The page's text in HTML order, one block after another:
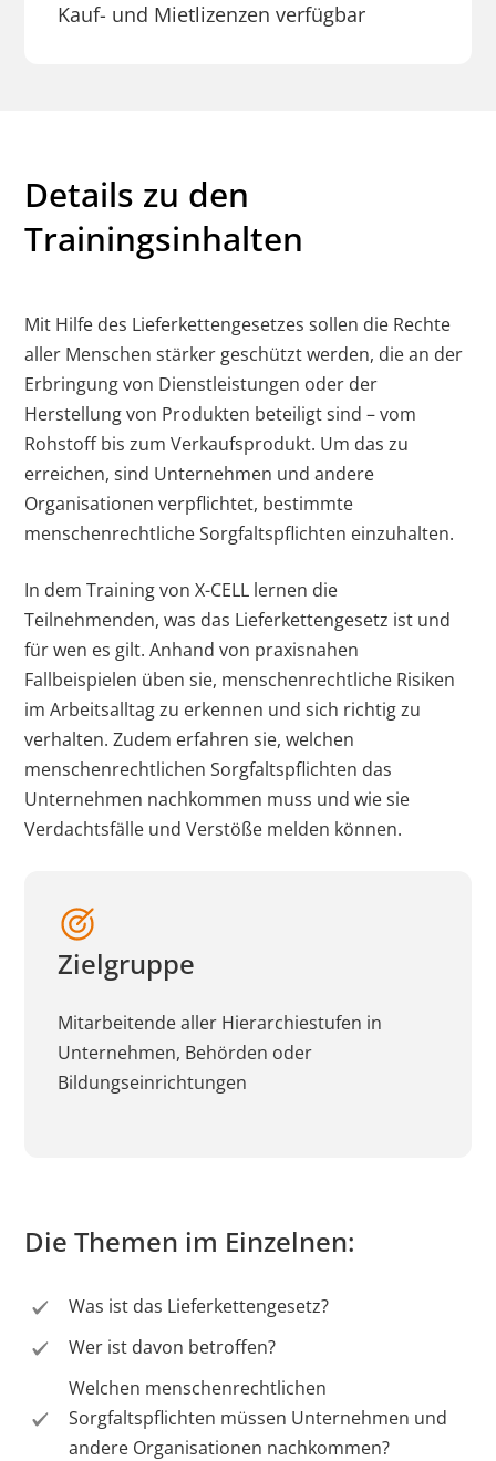
Kauf- und Mietlizenzen verfügbar
Details zu den
Trainingsinhalten
Mit Hilfe des Lieferkettengesetzes sollen die Rechte
aller Menschen stärker geschützt werden, die an der
Erbringung von Dienstleistungen oder der
Herstellung von Produkten beteiligt sind – vom
Rohstoff bis zum Verkaufsprodukt. Um das zu
erreichen, sind Unternehmen und andere
Organisationen verpflichtet, bestimmte
menschenrechtliche Sorgfaltspflichten einzuhalten.
In dem Training von X-CELL lernen die
Teilnehmenden, was das Lieferkettengesetz ist und
für wen es gilt. Anhand von praxisnahen
Fallbeispielen üben sie, menschenrechtliche Risiken
im Arbeitsalltag zu erkennen und sich richtig zu
verhalten. Zudem erfahren sie, welchen
menschenrechtlichen Sorgfaltspflichten das
Unternehmen nachkommen muss und wie sie
Verdachtsfälle und Verstöße melden können.
Zielgruppe
Mitarbeitende aller Hierarchiestufen in
Unternehmen, Behörden oder
Bildungseinrichtungen
Die Themen im Einzelnen:
Was ist das Lieferkettengesetz?
Wer ist davon betroffen?
Welchen menschenrechtlichen
Sorgfaltspflichten müssen Unternehmen und
andere Organisationen nachkommen?